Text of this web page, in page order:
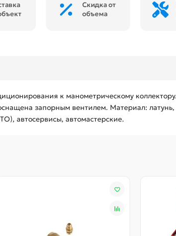
Скидка от
объема
к манометрическому
запорным вентилем. Материал:
автосервисы, автомастерские.